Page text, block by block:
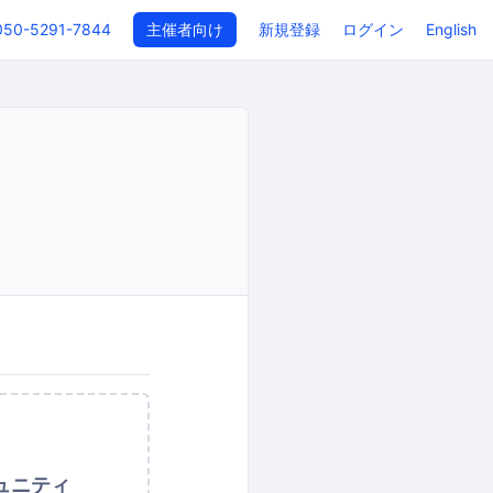
5291-7844 主催者向け 新規登録 ログイン English
ニティ